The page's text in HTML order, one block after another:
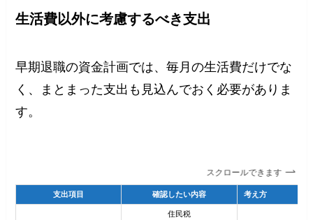
生活費以外に考慮するべき支出
早期退職の資金計画では、毎月の生活費だけでな
く、まとまった支出も見込んでおく必要がありま
す。
スクロールできます
支出項目 確認したい内容 考え方
住民税